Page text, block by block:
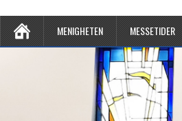
MENIGHETEN MESSETIDER